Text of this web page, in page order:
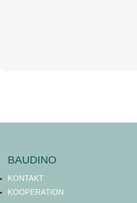
BAUDINO
KONTAKT
KOOPERATION